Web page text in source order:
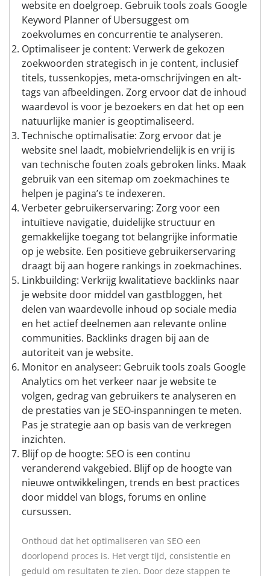
website en doelgroep. Gebruik tools zoals Google
Keyword Planner of Ubersuggest om
zoekvolumes en concurrentie te analyseren.
Optimaliseer je content: Verwerk de gekozen
zoekwoorden strategisch in je content, inclusief
titels, tussenkopjes, meta-omschrijvingen en alt-
tags van afbeeldingen. Zorg ervoor dat de inhoud
waardevol is voor je bezoekers en dat het op een
natuurlijke manier is geoptimaliseerd.
Technische optimalisatie: Zorg ervoor dat je
website snel laadt, mobielvriendelijk is en vrij is
van technische fouten zoals gebroken links. Maak
gebruik van een sitemap om zoekmachines te
helpen je pagina’s te indexeren.
Verbeter gebruikerservaring: Zorg voor een
intuïtieve navigatie, duidelijke structuur en
gemakkelijke toegang tot belangrijke informatie
op je website. Een positieve gebruikerservaring
draagt bij aan hogere rankings in zoekmachines.
Linkbuilding: Verkrijg kwalitatieve backlinks naar
je website door middel van gastbloggen, het
delen van waardevolle inhoud op sociale media
en het actief deelnemen aan relevante online
communities. Backlinks dragen bij aan de
autoriteit van je website.
Monitor en analyseer: Gebruik tools zoals Google
Analytics om het verkeer naar je website te
volgen, gedrag van gebruikers te analyseren en
de prestaties van je SEO-inspanningen te meten.
Pas je strategie aan op basis van de verkregen
inzichten.
Blijf op de hoogte: SEO is een continu
veranderend vakgebied. Blijf op de hoogte van
nieuwe ontwikkelingen, trends en best practices
door middel van blogs, forums en online
cursussen.
Onthoud dat het optimaliseren van SEO een
doorlopend proces is. Het vergt tijd, consistentie en
geduld om resultaten te zien. Door deze stappen te